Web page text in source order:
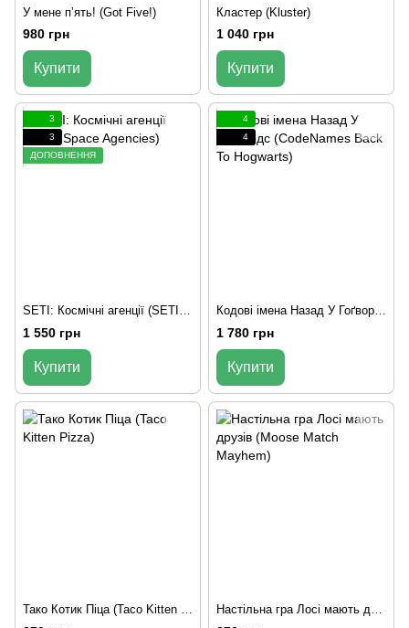
У мене пʼять! (Got Five!)
980 грн
Купити
Кластер (Kluster)
1 040 грн
Купити
3
3
ДОПОВНЕННЯ
SETI: Космічні агенції (SETI: Space Agencies)
1 550 грн
Купити
4
4
Кодові імена Назад У Гоґвордс (CodeNames Back To Hogwarts)
1 780 грн
Купити